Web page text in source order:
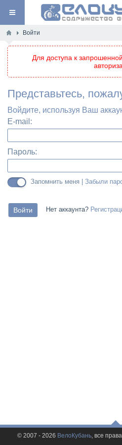
Войти
Для доступа к
Представьтесь,
Войдите, используя Ваш
E-mail:
Пароль:
Запомнить меня | Забыли
Нет аккаунта?
© 2007 - 2026 ВелоКубань, все